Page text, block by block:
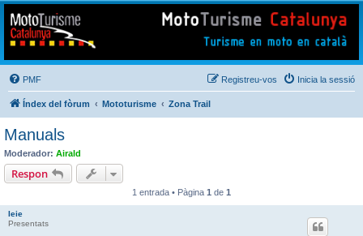
Mototurisme
Turisme en moto en català
PMF Inicia la sessió
Registreu-vos
Índex del fòrum Mototurisme Zona Trail
Manuals
Moderador: Airald
Respon
1 entrada • Pàgina 1 de 1
Ieie
Presentats